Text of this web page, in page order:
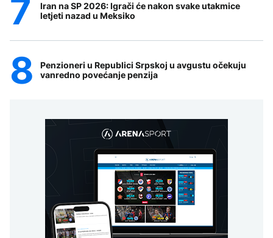
Iran na SP 2026: Igrači će nakon svake utakmice
letjeti nazad u Meksiko
Penzioneri u Republici Srpskoj u avgustu očekuju
vanredno povećanje penzija